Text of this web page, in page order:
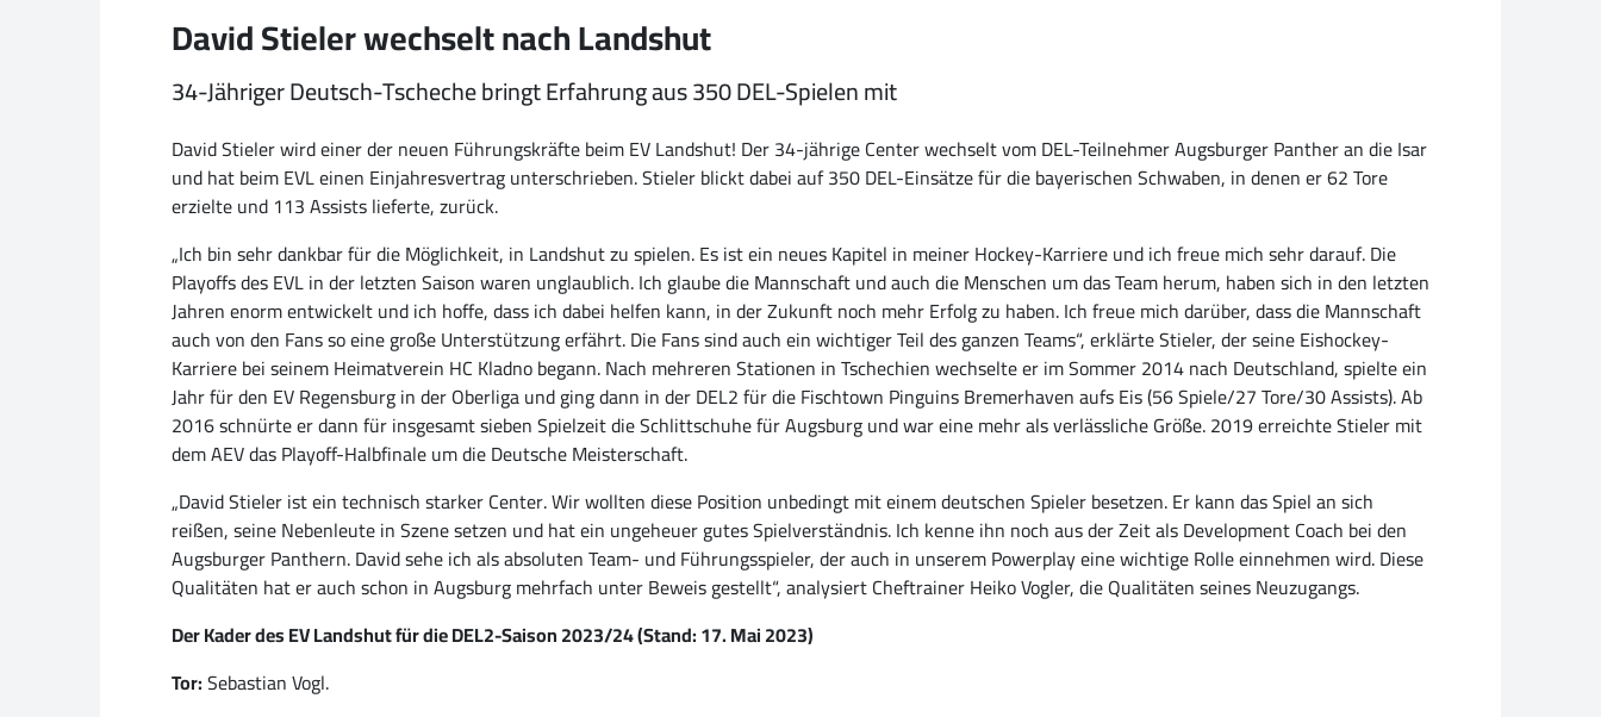
David Stieler wechselt nach Landshut
34-Jäh­ri­ger Deutsch-Tsche­che bringt Er­fah­rung aus 350 DEL-Spie­len mit
David Stieler wird einer der neuen Führungskräfte beim EV Landshut! Der 34-jährige Center wechselt vom DEL-Teilnehmer Augsburger Panther an die Isar
und hat beim EVL einen Einjahresvertrag unterschrieben. Stieler blickt dabei auf 350 DEL-Einsätze für die bayerischen Schwaben, in denen er 62 Tore
erzielte und 113 Assists lieferte, zurück.
„Ich bin sehr dankbar für die Möglichkeit, in Landshut zu spielen. Es ist ein neues Kapitel in meiner Hockey-Karriere und ich freue mich sehr darauf. Die
Playoffs des EVL in der letzten Saison waren unglaublich. Ich glaube die Mannschaft und auch die Menschen um das Team herum, haben sich in den letzten
Jahren enorm entwickelt und ich hoffe, dass ich dabei helfen kann, in der Zukunft noch mehr Erfolg zu haben. Ich freue mich darüber, dass die Mannschaft
auch von den Fans so eine große Unterstützung erfährt. Die Fans sind auch ein wichtiger Teil des ganzen Teams“, erklärte Stieler, der seine Eishockey-
Karriere bei seinem Heimatverein HC Kladno begann. Nach mehreren Stationen in Tschechien wechselte er im Sommer 2014 nach Deutschland, spielte ein
Jahr für den EV Regensburg in der Oberliga und ging dann in der DEL2 für die Fischtown Pinguins Bremerhaven aufs Eis (56 Spiele/27 Tore/30 Assists). Ab
2016 schnürte er dann für insgesamt sieben Spielzeit die Schlittschuhe für Augsburg und war eine mehr als verlässliche Größe. 2019 erreichte Stieler mit
dem AEV das Playoff-Halbfinale um die Deutsche Meisterschaft.
„David Stieler ist ein technisch starker Center. Wir wollten diese Position unbedingt mit einem deutschen Spieler besetzen. Er kann das Spiel an sich
reißen, seine Nebenleute in Szene setzen und hat ein ungeheuer gutes Spielverständnis. Ich kenne ihn noch aus der Zeit als Development Coach bei den
Augsburger Panthern. David sehe ich als absoluten Team- und Führungsspieler, der auch in unserem Powerplay eine wichtige Rolle einnehmen wird. Diese
Qualitäten hat er auch schon in Augsburg mehrfach unter Beweis gestellt“, analysiert Cheftrainer Heiko Vogler, die Qualitäten seines Neuzugangs.
Der Kader des EV Landshut für die DEL2-Saison 2023/24 (Stand: 17. Mai 2023)
Tor:Sebastian Vogl.